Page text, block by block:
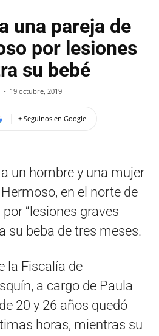
una pareja de
por lesiones
su bebé
- 19 octubre, 2019
+ Seguinos en Google
un hombre y una mujer
en el norte de
“lesiones graves
su beba de tres meses.
la Fiscalía de
a cargo de Paula
20 y 26 años quedó
horas, mientras su